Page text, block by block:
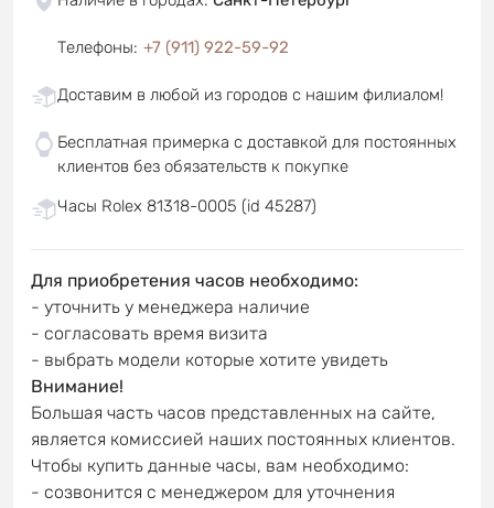
Телефоны: +7 (911) 922-59-92
Доставим в любой из городов с нашим филиалом!
Бесплатная примерка с доставкой для постоянных
клиентов без обязательств к покупке
Часы Rolex 81318-0005 (id 45287)
Для приобретения часов необходимо:
- уточнить у менеджера наличие
- согласовать время визита
- выбрать модели которые хотите увидеть
Внимание!
Большая часть часов представленных на сайте,
является комиссией наших постоянных клиентов.
Чтобы купить данные часы, вам необходимо:
- созвонится с менеджером для уточнения